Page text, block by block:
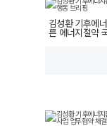
김성환 기후에
른 에너지절약